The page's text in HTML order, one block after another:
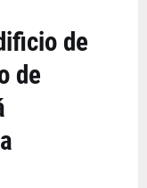
de
de